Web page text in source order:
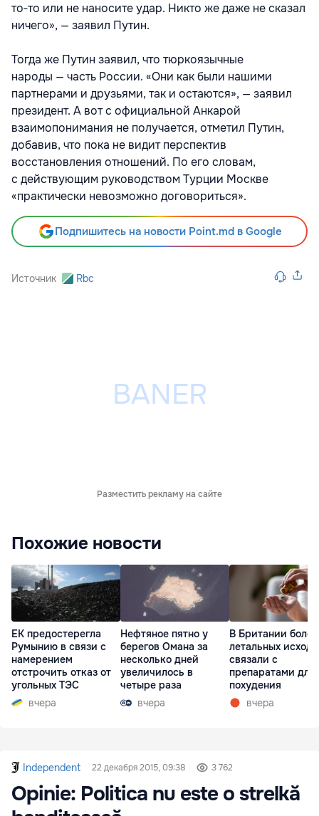
то‑то или не наносите удар. Никто же даже не сказал
ничего», — заявил Путин.
Тогда же Путин заявил, что тюркоязычные
народы — часть России. «Они как были нашими
партнерами и друзьями, так и остаются», — заявил
президент. А вот с официальной Анкарой
взаимопонимания не получается, отметил Путин,
добавив, что пока не видит перспектив
восстановления отношений. По его словам,
с действующим руководством Турции Москве
«практически невозможно договориться».
Подпишитесь на новости Point.md в Google
Источник Rbc
Разместить рекламу на сайте
Похожие новости
ЕК предостерегла
Румынию в связи с
намерением
отстрочить отказ от
угольных ТЭС
вчера
Нефтяное пятно у
берегов Омана за
несколько дней
увеличилось в
четыре раза
вчера
В Британии
летальных
связали с
препаратами для
похудения
вчера
Independent 22 декабря 2015, 09:38 3 762
Opinie: Politica nu este o strelkă